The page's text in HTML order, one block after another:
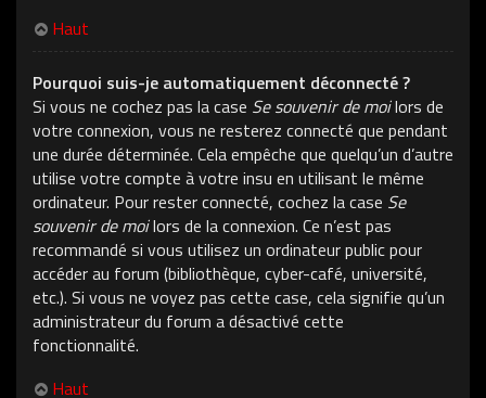
Haut
Pourquoi suis-je automatiquement déconnecté ?
Si vous ne cochez pas la case Se souvenir de moilors de
votre connexion, vous ne resterez connecté que pendant
une durée déterminée. Cela empêche que quelqu’un d’autre
utilise votre compte à votre insu en utilisant le même
ordinateur. Pour rester connecté, cochez la case Se
souvenir de moilors de la connexion. Ce n’est pas
recommandé si vous utilisez un ordinateur public pour
accéder au forum (bibliothèque, cyber-café, université,
etc.). Si vous ne voyez pas cette case, cela signifie qu’un
administrateur du forum a désactivé cette
fonctionnalité.
Haut